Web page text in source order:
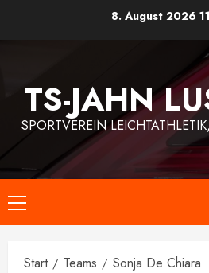
8. August 2026
TS-JAHN
SPORTVEREIN
Primäres
Menü
Start Teams Sonja De Chiara